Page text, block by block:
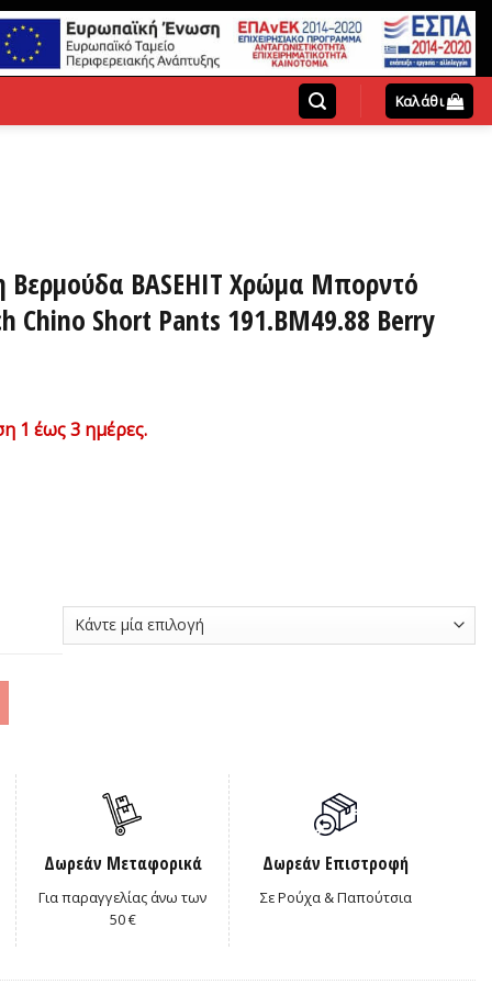
Καλάθι
Βερμούδα BASEHIT Χρώμα Μπορντό
Chino Short Pants 191.BM49.88 Berry
1 έως 3 ημέρες.
Δωρεάν Μεταφορικά
Για παραγγελίας άνω των
50 €
Δωρεάν Επιστροφή
Σε Ρούχα & Παπούτσια